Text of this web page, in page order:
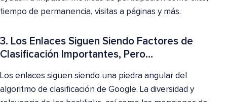
tiempo de permanencia, visitas a páginas y más.
3. Los Enlaces Siguen Siendo Factores de
Clasificación Importantes, Pero…
Los enlaces siguen siendo una piedra angular del
algoritmo de clasificación de Google. La diversidad y